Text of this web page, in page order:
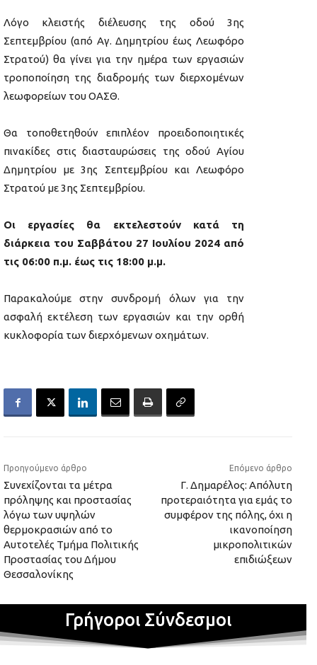
Λόγο κλειστής διέλευσης της οδού 3ης
Σεπτεμβρίου (από Αγ. Δημητρίου έως Λεωφόρο
Στρατού) θα γίνει για την ημέρα των εργασιών
τροποποίηση της διαδρομής των διερχομένων
λεωφορείων του ΟΑΣΘ.
Θα τοποθετηθούν επιπλέον προειδοποιητικές
πινακίδες στις διασταυρώσεις της οδού Αγίου
Δημητρίου με 3ης Σεπτεμβρίου και Λεωφόρο
Στρατού με 3ης Σεπτεμβρίου.
Οι εργασίες θα εκτελεστούν κατά τη
διάρκεια του Σαββάτου 27 Ιουλίου 2024 από
τις 06:00 π.μ. έως τις 18:00 μ.μ.
Παρακαλούμε στην συνδρομή όλων για την
ασφαλή εκτέλεση των εργασιών και την ορθή
κυκλοφορία των διερχόμενων οχημάτων.
Προηγούμενο άρθρο
Συνεχίζονται τα μέτρα
πρόληψης και προστασίας
λόγω των υψηλών
θερμοκρασιών από το
Αυτοτελές Τμήμα Πολιτικής
Προστασίας του Δήμου
Θεσσαλονίκης
Επόμενο άρθρο
Γ. Δημαρέλος: Απόλυτη
προτεραιότητα για εμάς το
συμφέρον της πόλης, όχι η
ικανοποίηση
μικροπολιτικών
επιδιώξεων
Γρήγοροι Σύνδεσμοι